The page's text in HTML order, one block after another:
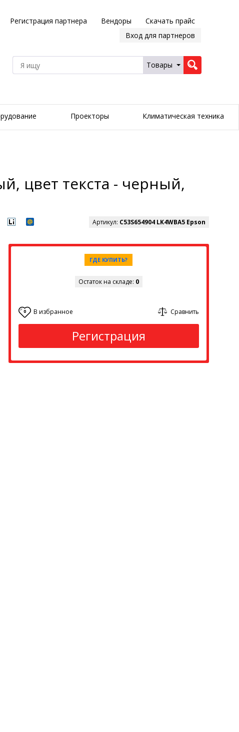
Регистрация партнера Вендоры
Скачать прайс
Вход для партнеров
Товары
Проекторы Климатическая техника
цвет текста - черный,
Артикул: C53S654904 LK4WBA5 Epson
ГДЕ КУПИТЬ?
Остаток на складе: 0
0 В избранное Сравнить
Регистрация